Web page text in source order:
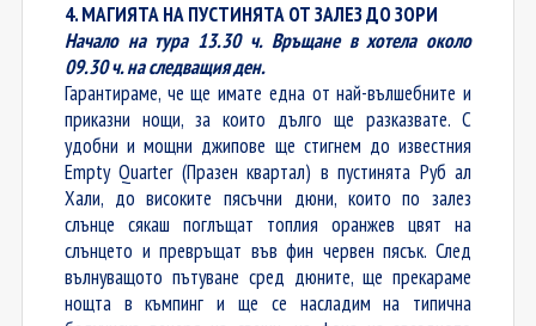
4. МАГИЯТА НА ПУСТИНЯТА ОТ ЗАЛЕЗ ДО ЗОРИ
Начало на тура 13.30 ч. Връщане в хотела около
09.30 ч. на следващия ден.
Гарантираме, че ще имате една от най-вълшебните и
приказни нощи, за които дълго ще разказвате. С
удобни и мощни джипове ще стигнем до известния
Empty Quarter (Празен квартал) в пустинята Руб ал
Хали, до високите пясъчни дюни, които по залез
слънце сякаш поглъщат топлия оранжев цвят на
слънцето и превръщат във фин червен пясък. След
вълнуващото пътуване сред дюните, ще прекараме
нощта в къмпинг и ще се насладим на типична